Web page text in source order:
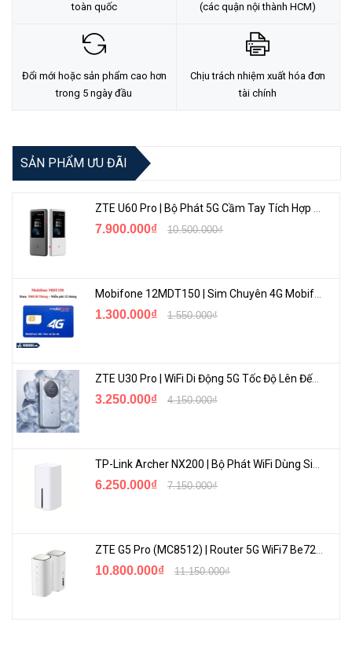
toàn quốc
(các quận nội thành HCM)
Đổi mới hoặc sản phẩm cao hơn
trong 5 ngày đầu
Chịu trách nhiệm xuất hóa đơn
tài chính
SẢN PHẨM ƯU ĐÃI
ZTE U60 Pro | Bộ Phát 5G Cầm Tay Tích Hợp Công Nghệ WiFi 7, Pin 10000mAh
7.900.000₫ 10.500.000₫
1.300.000₫ 1.550.000₫
ZTE U30 Pro | WiFi Di Động 5G Tốc Độ Lên Đến 500Mbps, Màn Hình Cảm Ứng
3.250.000₫ 4.150.000₫
6.250.000₫ 7.150.000₫
10.800.000₫ 11.150.000₫